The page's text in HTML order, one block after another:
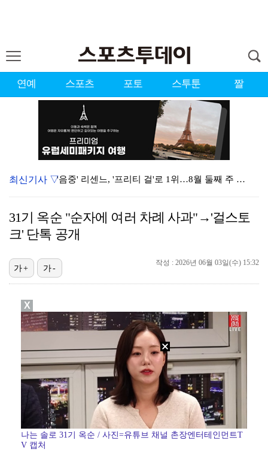
연예 스포츠 포토 스투툰 짤
'음중' 리센느, '프리티 걸'로 1위…8월 둘째 주 …
"큰 섭섭함 안겨 미안"…블랙핑크 지수, 10주년 잡음…
축구협회 성접대 파문에 더불어민주당 "타락한 뒷거래로 …
아이들, '톰보이'까지 MV 4억뷰 돌파…통산 3번째 …
AT 이적 후 첫 기자회견 참석한 이강인 "100% 아…
[ST포토] 전예성, 파세이브로 시작
최신기사 ▽
31기 옥순 "순자에 여러 차례 사과"→'걸스토
크' 단톡 공개
작성 : 2026년 06월 03일(수) 15:32
가+ 가-
나는 솔로 31기 옥순 / 사진=유튜브 채널 촌장엔터테인먼트T
V 캡처
X